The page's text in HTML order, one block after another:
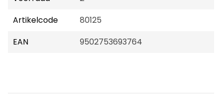
Artikelcode
80125
EAN
9502753693764